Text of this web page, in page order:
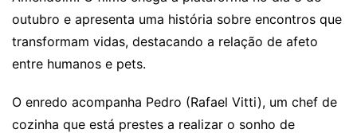
outubro e apresenta uma história sobre encontros que
transformam vidas, destacando a relação de afeto
entre humanos e pets.
O enredo acompanha Pedro (Rafael Vitti), um chef de
cozinha que está prestes a realizar o sonho de